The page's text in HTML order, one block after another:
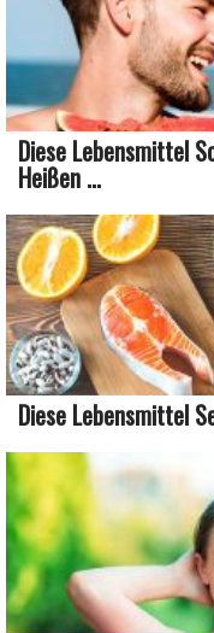
Diese Lebensmittel
Heißen ...
Diese Lebensmittel